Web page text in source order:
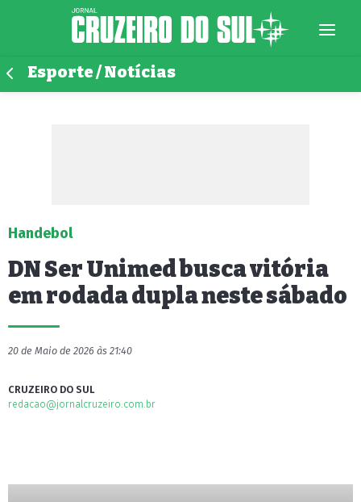
Esporte / Notícias
Handebol
DN Ser Unimed busca vitória
em rodada dupla neste sábado
20 de Maio de 2026 às 21:40
CRUZEIRO DO SUL
redacao@jornalcruzeiro.com.br